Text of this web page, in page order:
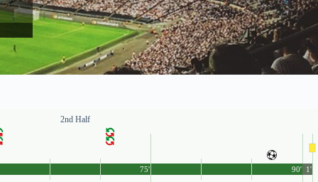
2nd Half
90'
75' 1'